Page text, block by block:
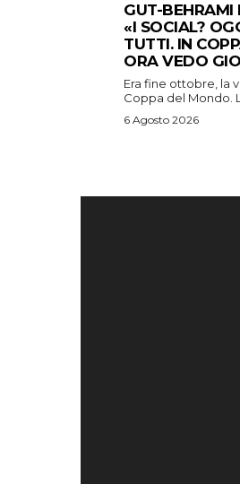
GUT-BEHRAMI
«I SOCIAL?
TUTTI. IN
ORA VEDO
Era fine ottobre, la
Coppa del Mondo.
6 Agosto 2026